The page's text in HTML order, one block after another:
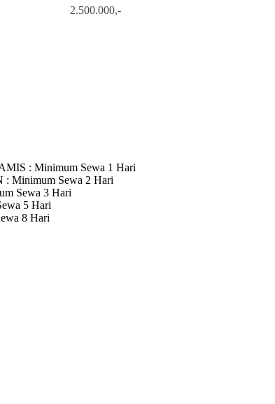
2.500.000,-
: Minimum Sewa 1 Hari
: Minimum Sewa 2 Hari
Sewa 3 Hari
5 Hari
8 Hari